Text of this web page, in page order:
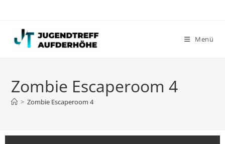
Menü
Zombie Escaperoom 4
> Zombie Escaperoom 4